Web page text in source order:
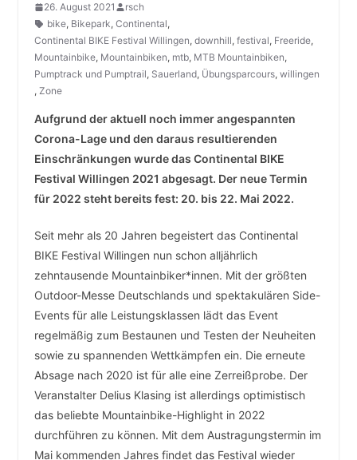
26. August 2021
rsch
bike, Bikepark, Continental,
Continental BIKE Festival Willingen, downhill, festival, Freeride,
Mountainbike, Mountainbiken, mtb, MTB Mountainbiken,
Pumptrack und Pumptrail, Sauerland, Übungsparcours, willingen
, Zone
Aufgrund der aktuell noch immer angespannten
Corona-Lage und den daraus resultierenden
Einschränkungen wurde das Continental BIKE
Festival Willingen 2021 abgesagt. Der neue Termin
für 2022 steht bereits fest: 20. bis 22. Mai 2022.
Seit mehr als 20 Jahren begeistert das Continental
BIKE Festival Willingen nun schon alljährlich
zehntausende Mountainbiker*innen. Mit der größten
Outdoor-Messe Deutschlands und spektakulären Side-
Events für alle Leistungsklassen lädt das Event
regelmäßig zum Bestaunen und Testen der Neuheiten
sowie zu spannenden Wettkämpfen ein. Die erneute
Absage nach 2020 ist für alle eine Zerreißprobe. Der
Veranstalter Delius Klasing ist allerdings optimistisch
das beliebte Mountainbike-Highlight in 2022
durchführen zu können. Mit dem Austragungstermin im
Mai kommenden Jahres findet das Festival wieder